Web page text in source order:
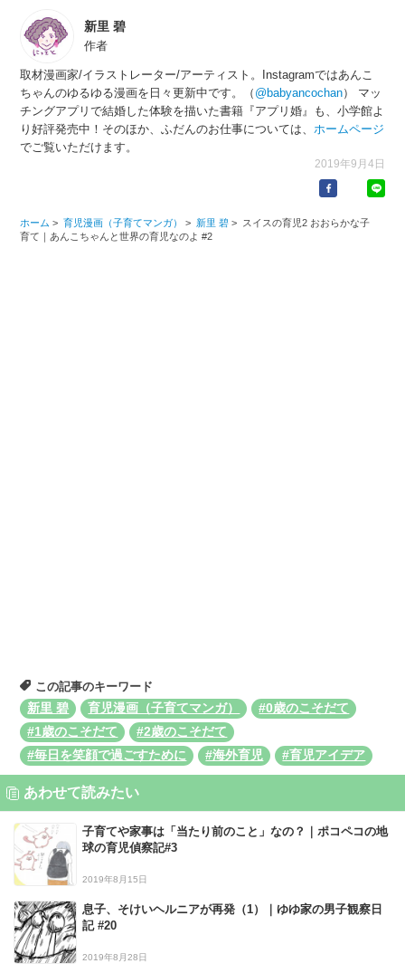
新里 碧
作者
取材漫画家/イラストレーター/アーティスト。Instagramではあんこ
ちゃんのゆるゆる漫画を日々更新中です。（ @babyancochan） マッ
チングアプリで結婚した体験を描いた書籍『アプリ婚』も、小学館よ
り好評発売中！そのほか、ふだんのお仕事については、ホームページ
でご覧いただけます。
2019年9月4日
ホーム > 育児漫画（子育てマンガ） > 新里 碧 > スイスの育児2 おおらかな子
育て｜あんこちゃんと世界の育児なのよ #2
この記事のキーワード
新里 碧
育児漫画（子育てマンガ）
#0歳のこそだて
#1歳のこそだて
#2歳のこそだて
#毎日を笑顔で過ごすために
#海外育児 #育児アイデア
あわせて読みたい
子育てや家事は「当たり前のこと」なの？｜ポコペコの地
球の育児偵察記#3
2019年8月15日
息子、そけいヘルニアが再発（1）｜ゆゆ家の男子観察日
記 #20
2019年8月28日